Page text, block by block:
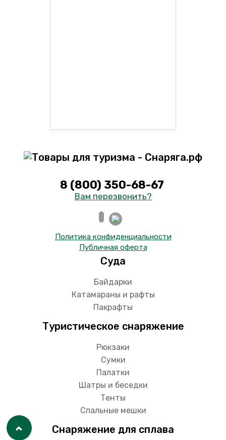
8 (800) 350-68-67
Вам перезвонить?
Политика конфиденциальности
Публичная оферта
Суда
Байдарки
Катамараны и рафты
Пакрафты
Туристическое снаряжение
Рюкзаки
Сумки
Палатки
Шатры и беседки
Тенты
Спальные мешки
Снаряжение для сплава